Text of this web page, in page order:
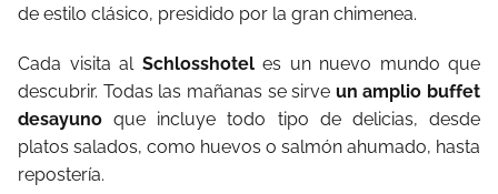
de estilo clásico, presidido por la gran chimenea.
Cada visita al Schlosshotel es un nuevo mundo que
descubrir. Todas las mañanas se sirve un amplio buffet
desayuno que incluye todo tipo de delicias, desde
platos salados, como huevos o salmón ahumado, hasta
repostería.